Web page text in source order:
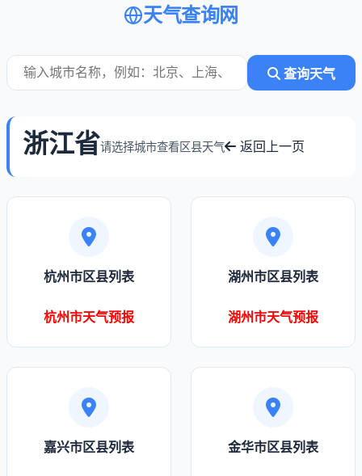
天气查询网
查询天气
浙江省请选择城市查看区县天气 返回上一页
杭州市区县列表
杭州市天气预报
湖州市区县列表
湖州市天气预报
嘉兴市区县列表 金华市区县列表